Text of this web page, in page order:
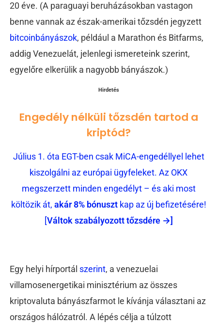
20 éve. (A paraguayi beruházásokban vastagon
benne vannak az észak-amerikai tőzsdén jegyzett
bitcoinbányászok, például a Marathon és Bitfarms,
addig Venezuelát, jelenlegi ismereteink szerint,
egyelőre elkerülik a nagyobb bányászok.)
Hirdetés
Engedély nélküli tőzsdén tartod a
kriptód?
Július 1. óta EGT-ben csak MiCA-engedéllyel lehet
kiszolgálni az európai ügyfeleket. Az OKX
megszerzett minden engedélyt – és aki most
költözik át, akár 8% bónusztkap az új befizetésére!
[Váltok szabályozott tőzsdére →]
Egy helyi hírportál szerint, a venezuelai
villamosenergetikai minisztérium az összes
kriptovaluta bányász​​farmot le kívánja választani az
országos hálózatról. A lépés célja a túlzott